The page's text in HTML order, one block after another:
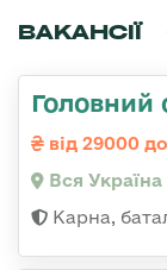
ВАКАНСІЇ
Головний
від 29000
Вся Україна
Карна,